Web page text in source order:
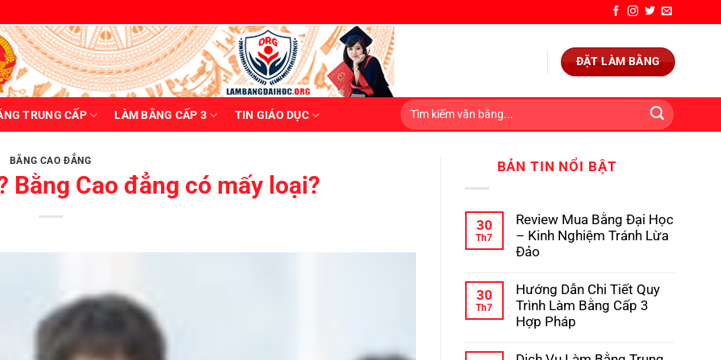
ĐẶT LÀM BẰNG
TRUNG CẤP LÀM BẰNG CẤP 3 TIN GIÁO DỤC
BẰNG CAO ĐẲNG
Bằng Cao đẳng có mấy loại?
BẢN TIN NỔI BẬT
30
Th7
Review Mua Bằng Đại Học
– Kinh Nghiệm Tránh Lừa
Đảo
bình
luận
ở
Review
30
Th7
Hướng Dẫn Chi Tiết Quy
Trình Làm Bằng Cấp 3
Hợp Pháp